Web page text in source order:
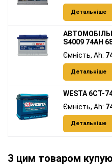
Детальніше
S4009 74AH
Ємність, Ah:
Детальніше
WESTA 6CT-
Ємність, Ah:
Детальніше
З цим товаром